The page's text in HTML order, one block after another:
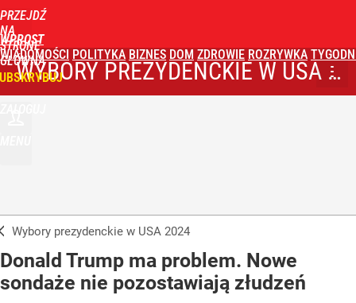
PRZEJDŹ
NA
STRONĘ
GŁÓWNĄ
WPROST
WIADOMOŚCI POLITYKA BIZNES DOM ZDROWIE ROZRYWKA
WYBORY PREZYDENCKIE W USA 2024
Wybory prezydenckie w USA 2024
Donald Trump ma problem. Nowe
sondaże nie pozostawiają złudzeń